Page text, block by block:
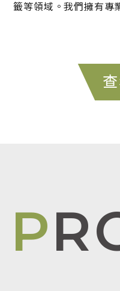
籤等領域。我們擁有專
PRODU